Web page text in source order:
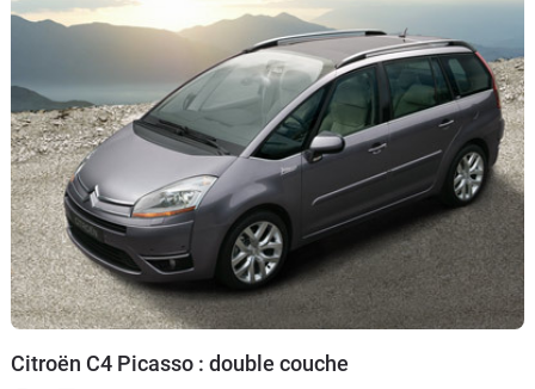
Citroën C4 Picasso : double couche